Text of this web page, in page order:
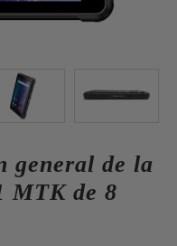
general de la
MTK de 8